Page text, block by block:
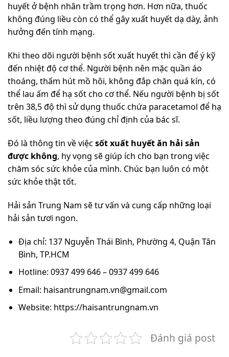
huyết ở bệnh nhân trầm trọng hơn. Hơn nữa, thuốc
không đúng liều còn có thể gây xuất huyết dạ dày, ảnh
hưởng đến tính mạng.
Khi theo dõi người bệnh sốt xuất huyết thì cần để ý kỹ
đến nhiệt độ cơ thể. Người bệnh nên mặc quần áo
thoáng, thấm hút mồ hôi, không đắp chăn quá kín, có
thể lau ấm để hạ sốt cho cơ thể. Nếu người bệnh bị sốt
trên 38,5 độ thì sử dụng thuốc chứa paracetamol để hạ
sốt, liều lượng theo đúng chỉ định của bác sĩ.
Đó là thông tin về việc sốt xuất huyết ăn hải sản
được không, hy vọng sẽ giúp ích cho bạn trong việc
chăm sóc sức khỏe của mình. Chúc bạn luôn có một
sức khỏe thật tốt.
Hải sản Trung Nam sẽ tư vấn và cung cấp những loại
hải sản tươi ngon.
Địa chỉ: 137 Nguyễn Thái Bình, Phường 4, Quận Tân
Bình, TP.HCM
Hotline: 0937 499 646 – 0937 499 646
Email: haisantrungnam.vn@gmail.com
Website: https://haisantrungnam.vn
Đánh giá post